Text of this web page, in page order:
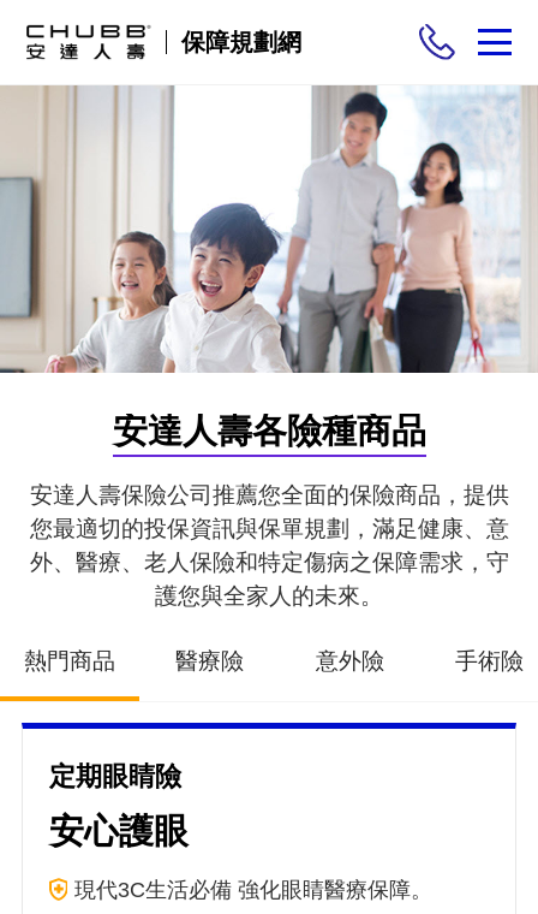
保障規劃網
需求分析
投保與理賠
保險與生活
安達人壽各險種商品
安達人壽保險公司推薦您全面的保險商品，提供
您最適切的投保資訊與保單規劃，滿足健康、意
外、醫療、老人保險和特定傷病之保障需求，守
護您與全家人的未來。
熱門商品 醫療險 意外險 手術險
定期眼睛險
安心護眼
現代3C生活必備 強化眼睛醫療保障。